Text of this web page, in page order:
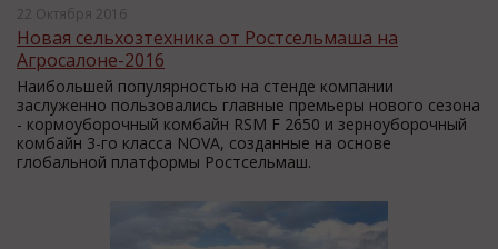
22 Октября 2016
Новая сельхозтехника от Ростсельмаша на
Агросалоне-2016
Наибольшей популярностью на стенде компании
заслуженно пользовались главные премьеры нового сезона
- кормоуборочный комбайн RSM F 2650 и зерноуборочный
комбайн 3-го класса NOVA, созданные на основе
глобальной платформы Ростсельмаш.